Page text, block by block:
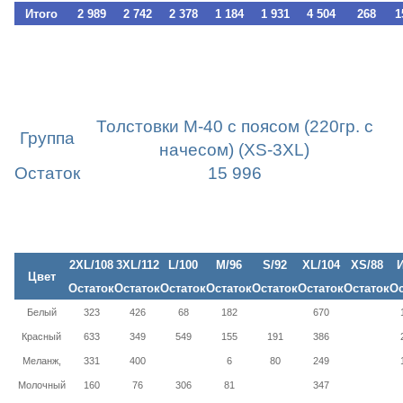
Итого 2 989 2 742 2 378 1 184 1 931 4 504 268
Группа
Толстовки М-40 с поясом (220гр. с
начесом) (XS-3XL)
Остаток
15 996
Цвет
2XL/108 3XL/112 L/100 M/96 S/92 XL/104 XS/88
ОстатокОстатокОстатокОстатокОстатокОстатокОстаток
Белый 323 426 68 182 670
Красный 633 349 549 155 191 386
Меланж, 331 400 6 80 249
Молочный 160 76 306 81 347